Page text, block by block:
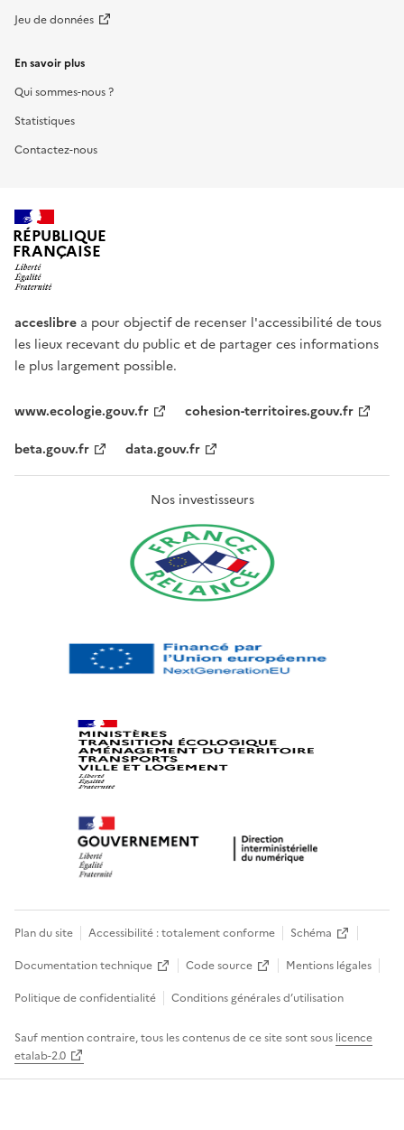
Jeu de données
En savoir plus
Qui sommes-nous ?
Statistiques
Contactez-nous
RÉPUBLIQUE
FRANÇAISE
acceslibre a pour objectif de recenser l'accessibilité de tous
les lieux recevant du public et de partager ces informations
le plus largement possible.
www.ecologie.gouv.fr
cohesion-territoires.gouv.fr
beta.gouv.fr
data.gouv.fr
Nos investisseurs
Plan du site Accessibilité : totalement conforme
Schéma
Documentation technique
Code source
Mentions légales
Politique de confidentialité
Conditions générales d’utilisation
Sauf mention contraire, tous les contenus de ce site sont sous licence
etalab-2.0